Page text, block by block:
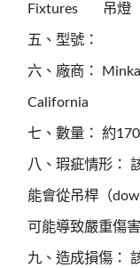
Fixtures 吊燈
五、型號：
六、廠商：
California
七、數量： 約
八、瑕疵情形：
能會從吊桿（
可能導致嚴重傷
九、造成損傷：